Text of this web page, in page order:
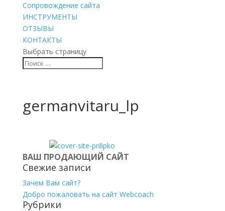
Сопровождение сайта
ИНСТРУМЕНТЫ
ОТЗЫВЫ
КОНТАКТЫ
Выбрать страницу
germanvitaru_lp
ВАШ ПРОДАЮЩИЙ САЙТ
Свежие записи
Зачем Вам сайт?
Добро пожаловать на сайт Webcoach
Рубрики